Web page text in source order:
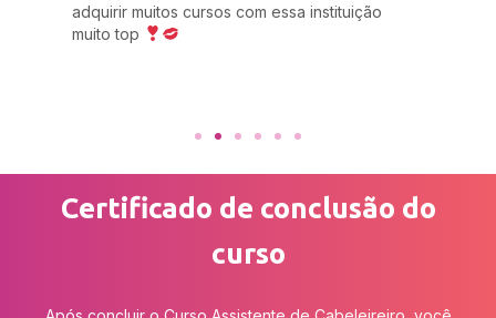
adquirir muitos cursos com essa instituição
muito top
Certificado de conclusão do
curso